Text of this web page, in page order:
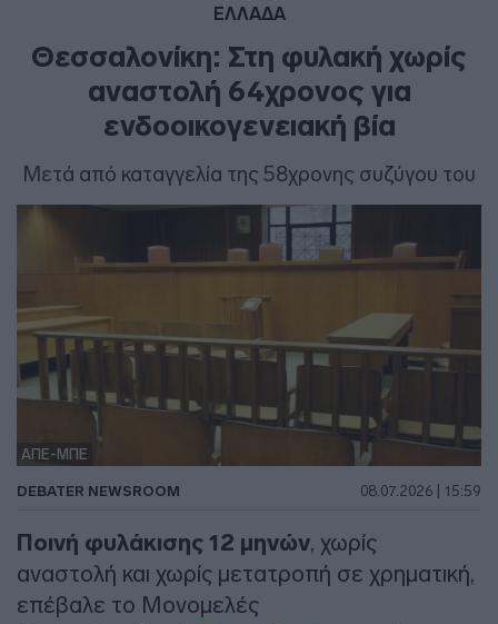
ΕΛΛΑΔΑ
Θεσσαλονίκη: Στη φυλακή χωρίς
αναστολή 64χρονος για
ενδοοικογενειακή βία
Μετά από καταγγελία της 58χρονης συζύγου του
ΑΠΕ-ΜΠΕ
DEBATER NEWSROOM 08.07.2026 | 15:59
Ποινή φυλάκισης 12 μηνών, χωρίς
αναστολή και χωρίς μετατροπή σε χρηματική,
επέβαλε το Μονομελές